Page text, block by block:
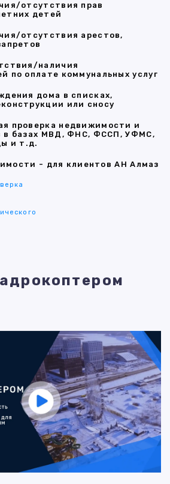
отсутствия прав
детей
отсутствия арестов,
наличия
по оплате коммунальных услуг
дома в списках,
или сносу
проверка недвижимости и
в базах МВД, ФНС, ФССП, УФМС,
и т.д.
- для клиентов АН Алмаз